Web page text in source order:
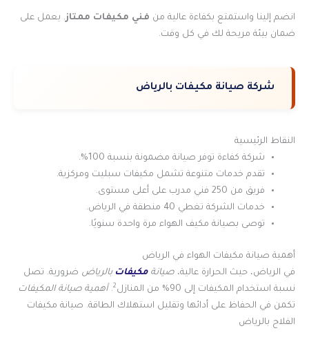
انضم إلينا واستمتع بكفاءة عالية من فني مكيفات ممتاز. يعمل على
ضمان بيئة مريحة لك في كل وقت.
شركة صيانة مكيفات بالرياض
النقاط الرئيسية
شركة كفاءة توفر صيانة مضمونة بنسبة 100%.
تقدم خدمات متنوعة تشمل مكيفات سبليت ومركزية.
فريق من 250 فني مدرب على أعلى مستوى.
خدمات الشركة تغطي 40 منطقة في الرياض.
توصى بصيانة مكيف الهواء مرة واحدة سنويًا.
أهمية صيانة مكيفات الهواء في الرياض
في الرياض، حيث الحرارة عالية، صيانة مكيفات بالرياض ضرورية. تصل
نسبة استخدام المكيفات إلى 90% من المنازل
2
. أهمية صيانة المكيفات
تكمن في الحفاظ على أدائها وتقليل استهلاك الطاقة. صيانة مكيفات
الفلاح بالرياض